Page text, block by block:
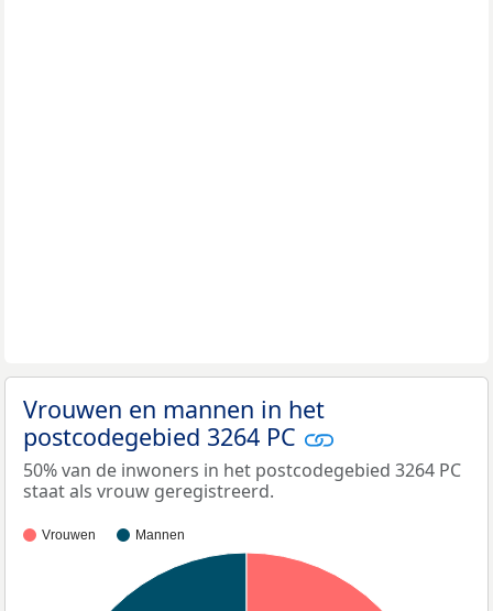
Vrouwen en mannen in het
postcodegebied 3264 PC
50% van de inwoners in het postcodegebied 3264 PC
staat als vrouw geregistreerd.
Vrouwen Mannen